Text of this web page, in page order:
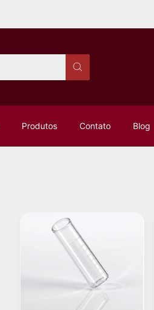
Produtos Contato Blog